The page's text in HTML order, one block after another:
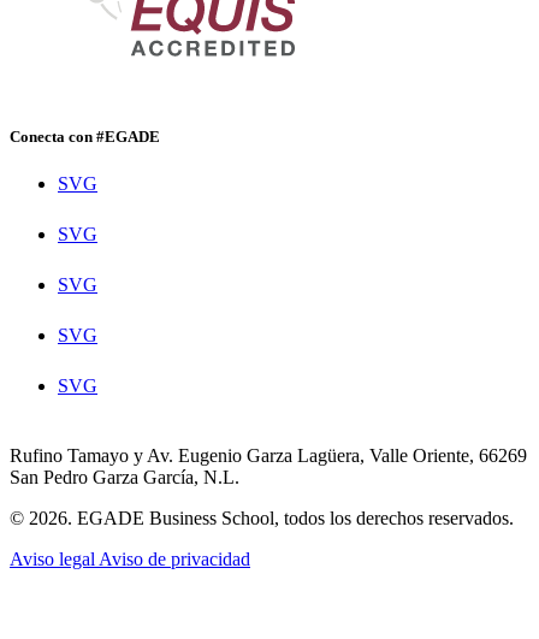
Conecta con #EGADE
SVG
SVG
SVG
SVG
SVG
Rufino Tamayo y Av. Eugenio Garza Lagüera, Valle Oriente, 66269
San Pedro Garza García, N.L.
© 2026. EGADE Business School, todos los derechos reservados.
Aviso legalAviso de privacidad